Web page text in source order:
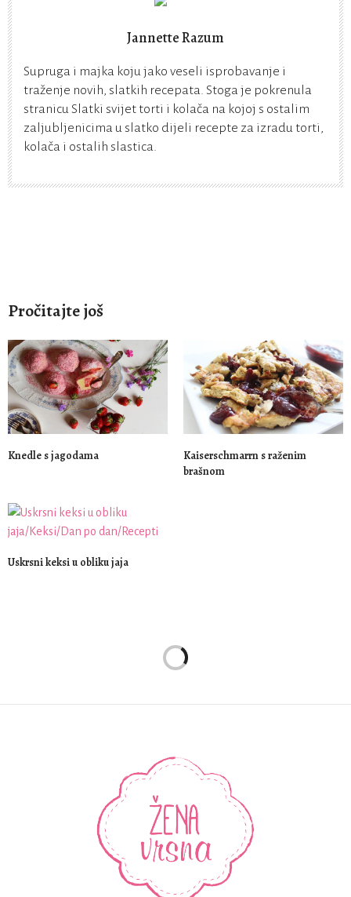
Jannette Razum
Supruga i majka koju jako veseli isprobavanje i
traženje novih, slatkih recepata. Stoga je pokrenula
stranicu Slatki svijet torti i kolača na kojoj s ostalim
zaljubljenicima u slatko dijeli recepte za izradu torti,
kolača i ostalih slastica.
Pročitajte još
Knedle s jagodama
Kaiserschmarrn s raženim
brašnom
Uskrsni keksi u obliku jaja